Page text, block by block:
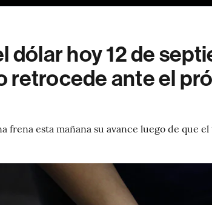
dólar hoy 12 de
retrocede ante el
frena esta mañana su avance luego de que